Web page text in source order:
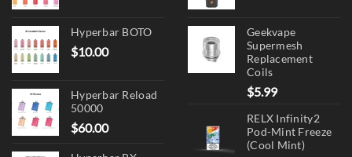
Hyperbar BOTO
$10.00
Hyperbar Reload
50000
$60.00
Geekvape
Supermesh
Replacement
Coils
$5.99
RELX Infinity2
Pod-Mint Freeze
(Cool Mint)